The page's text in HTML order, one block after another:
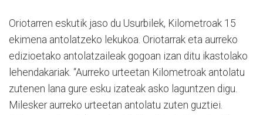
Oriotarren eskutik jaso du Usurbilek, Kilometroak 15
ekimena antolatzeko lekukoa. Oriotarrak eta aurreko
edizioetako antolatzaileak gogoan izan ditu ikastolako
lehendakariak. “Aurreko urteetan Kilometroak antolatu
zutenen lana gure esku izateak asko laguntzen digu.
Milesker aurreko urteetan antolatu zuten guztiei.